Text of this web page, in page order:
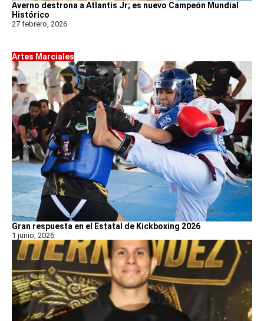
Averno destrona a Atlantis Jr; es nuevo Campeón Mundial
Histórico
27 febrero, 2026
Artes Marciales
Gran respuesta en el Estatal de Kickboxing 2026
1 junio, 2026